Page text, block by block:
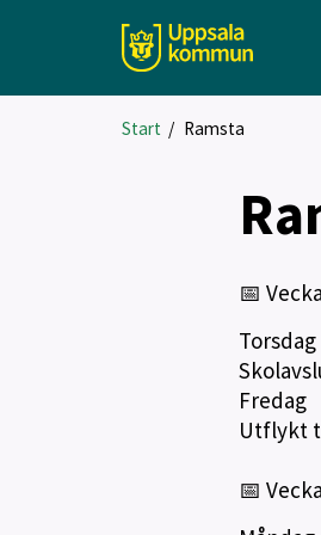
Start / Ramsta
📅
Torsdag
Fredag
Utflykt
📅